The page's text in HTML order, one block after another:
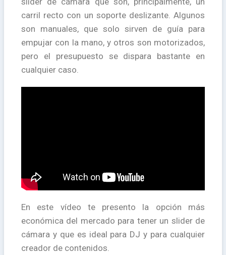
carril recto con un soporte deslizante. Algunos
son manuales, que solo sirven de guía para
empujar con la mano, y otros son motorizados,
pero el presupuesto se dispara bastante en
cualquier caso.
En este vídeo te presento la opción más
económica del mercado para tener un slider de
cámara y que es ideal para DJ y para cualquier
creador de contenidos.